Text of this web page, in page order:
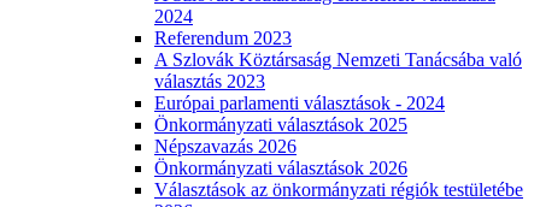
2024
Referendum 2023
A Szlovák Köztársaság Nemzeti Tanácsába való
választás 2023
Európai parlamenti választások - 2024
Önkormányzati választások 2025
Népszavazás 2026
Önkormányzati választások 2026
Választások az önkormányzati régiók testületébe